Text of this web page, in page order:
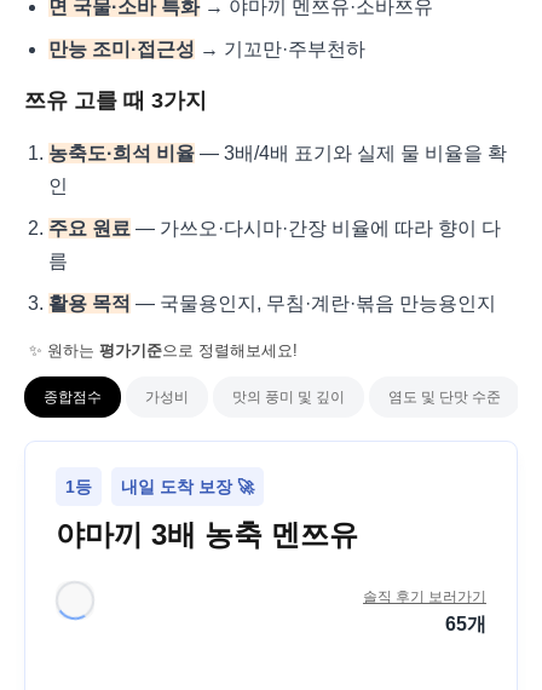
면 국물·소바 특화→ 야마끼 멘쯔유·소바쯔유
만능 조미·접근성 → 기꼬만·주부천하
쯔유 고를 때 3가지
농축도·희석 비율 — 3배/4배 표기와 실제 물 비율을 확
인
주요 원료 — 가쓰오·다시마·간장 비율에 따라 향이 다
름
활용 목적 — 국물용인지, 무침·계란·볶음 만능용인지
✨ 원하는 평가기준으로 정렬해보세요!
종합점수 가성비 맛의 풍미 및 깊이 염도 및 단맛 수준
1등 내일 도착 보장 🚀
야마끼 3배 농축 멘쯔유
솔직 후기 보러가기
65개